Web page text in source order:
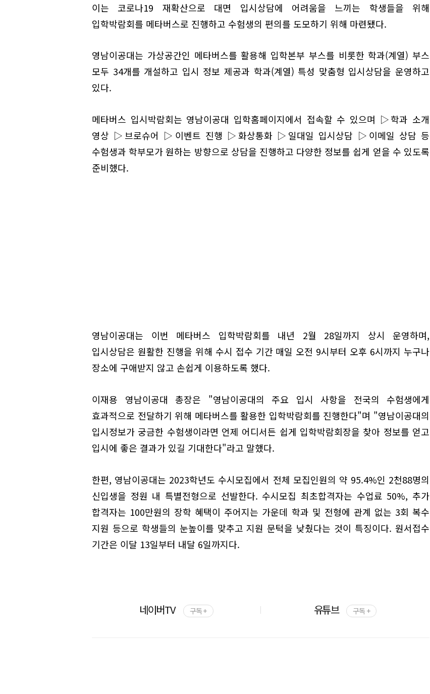
이는 코로나19 재확산으로 대면 입시상담에 어려움을 느끼는 학생들을 위해
입학박람회를 메타버스로 진행하고 수험생의 편의를 도모하기 위해 마련됐다.
영남이공대는 가상공간인 메타버스를 활용해 입학본부 부스를 비롯한 학과(계열) 부스
모두 34개를 개설하고 입시 정보 제공과 학과(계열) 특성 맞춤형 입시상담을 운영하고
있다.
메타버스 입시박람회는 영남이공대 입학홈페이지에서 접속할 수 있으며 ▷학과 소개
영상 ▷브로슈어 ▷이벤트 진행 ▷화상통화 ▷일대일 입시상담 ▷이메일 상담 등
수험생과 학부모가 원하는 방향으로 상담을 진행하고 다양한 정보를 쉽게 얻을 수 있도록
준비했다.
영남이공대는 이번 메타버스 입학박람회를 내년 2월 28일까지 상시 운영하며,
입시상담은 원활한 진행을 위해 수시 접수 기간 매일 오전 9시부터 오후 6시까지 누구나
장소에 구애받지 않고 손쉽게 이용하도록 했다.
이재용 영남이공대 총장은 "영남이공대의 주요 입시 사항을 전국의 수험생에게
효과적으로 전달하기 위해 메타버스를 활용한 입학박람회를 진행한다"며 "영남이공대의
입시정보가 궁금한 수험생이라면 언제 어디서든 쉽게 입학박람회장을 찾아 정보를 얻고
입시에 좋은 결과가 있길 기대한다"라고 말했다.
한편, 영남이공대는 2023학년도 수시모집에서 전체 모집인원의 약 95.4%인 2천88명의
신입생을 정원 내 특별전형으로 선발한다. 수시모집 최초합격자는 수업료 50%, 추가
합격자는 100만원의 장학 혜택이 주어지는 가운데 학과 및 전형에 관계 없는 3회 복수
지원 등으로 학생들의 눈높이를 맞추고 지원 문턱을 낮췄다는 것이 특징이다. 원서접수
기간은 이달 13일부터 내달 6일까지다.
네이버TV 구독 + 유튜브 구독 +